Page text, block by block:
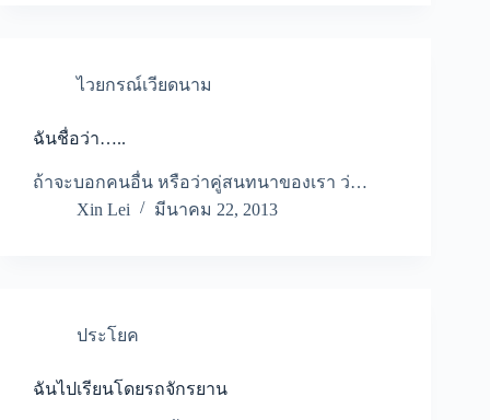
ไวยกรณ์เวียดนาม
ฉันชื่อว่า…..
ถ้าจะบอกคนอื่น หรือว่าคู่สนทนาของเรา ว่…
Xin Lei
มีนาคม 22, 2013
ประโยค
ฉันไปเรียนโดยรถจักรยาน